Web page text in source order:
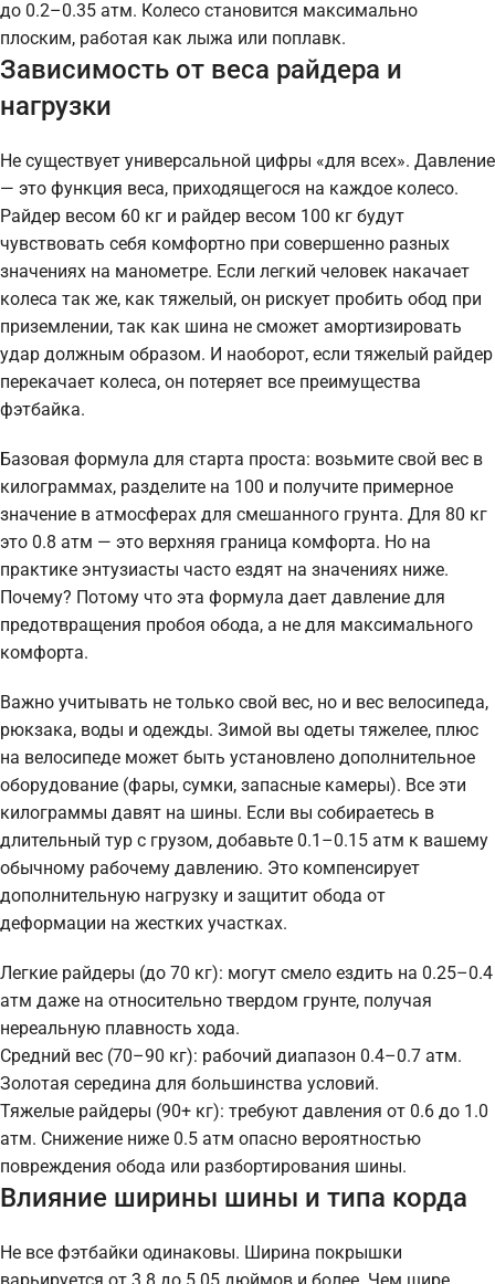
до 0.2–0.35 атм. Колесо становится максимально
плоским, работая как лыжа или поплавк.
Зависимость от веса райдера и
нагрузки
Не существует универсальной цифры «для всех». Давление
— это функция веса, приходящегося на каждое колесо.
Райдер весом 60 кг и райдер весом 100 кг будут
чувствовать себя комфортно при совершенно разных
значениях на манометре. Если легкий человек накачает
колеса так же, как тяжелый, он рискует пробить обод при
приземлении, так как шина не сможет амортизировать
удар должным образом. И наоборот, если тяжелый райдер
перекачает колеса, он потеряет все преимущества
фэтбайка.
Базовая формула для старта проста: возьмите свой вес в
килограммах, разделите на 100 и получите примерное
значение в атмосферах для смешанного грунта. Для 80 кг
это 0.8 атм — это верхняя граница комфорта. Но на
практике энтузиасты часто ездят на значениях ниже.
Почему? Потому что эта формула дает давление для
предотвращения пробоя обода, а не для максимального
комфорта.
Важно учитывать не только свой вес, но и вес велосипеда,
рюкзака, воды и одежды. Зимой вы одеты тяжелее, плюс
на велосипеде может быть установлено дополнительное
оборудование (фары, сумки, запасные камеры). Все эти
килограммы давят на шины. Если вы собираетесь в
длительный тур с грузом, добавьте 0.1–0.15 атм к вашему
обычному рабочему давлению. Это компенсирует
дополнительную нагрузку и защитит обода от
деформации на жестких участках.
Легкие райдеры (до 70 кг): могут смело ездить на 0.25–0.4
атм даже на относительно твердом грунте, получая
нереальную плавность хода.
Средний вес (70–90 кг): рабочий диапазон 0.4–0.7 атм.
Золотая середина для большинства условий.
Тяжелые райдеры (90+ кг): требуют давления от 0.6 до 1.0
атм. Снижение ниже 0.5 атм опасно вероятностью
повреждения обода или разбортирования шины.
Влияние ширины шины и типа корда
Не все фэтбайки одинаковы. Ширина покрышки
варьируется от 3.8 до 5.05 дюймов и более. Чем шире